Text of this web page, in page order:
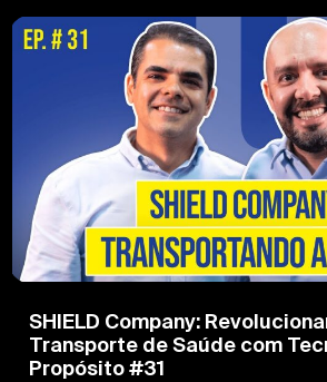
SHIELD Company:
Transporte de Saúde com
Propósito #31